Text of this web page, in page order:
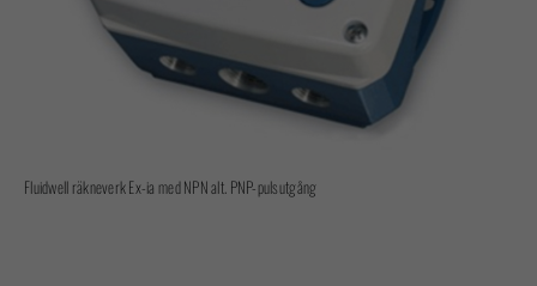
Fluidwell räkneverk Ex-ia med NPN alt. PNP-pulsutgång